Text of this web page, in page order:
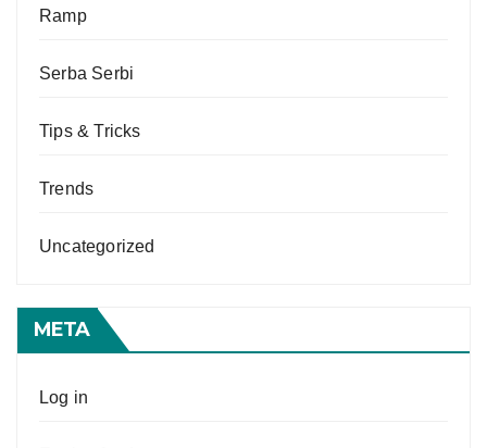
Ramp
Serba Serbi
Tips & Tricks
Trends
Uncategorized
META
Log in